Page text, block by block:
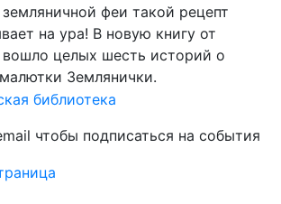
феи такой рецепт
на ура! В новую книгу от
вошло целых шесть историй о
Землянички.
библиотека
чтобы подписаться на события